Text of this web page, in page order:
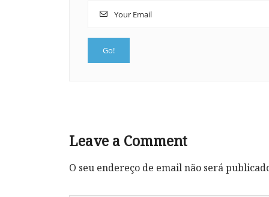
Leave a Comment
O seu endereço de email não será